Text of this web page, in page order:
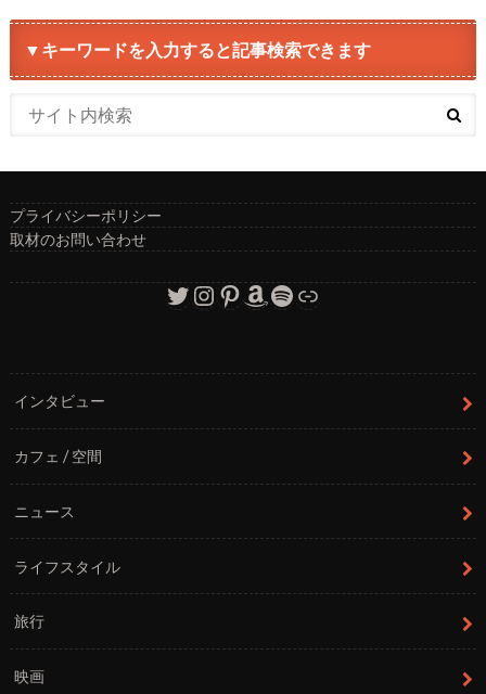
▼キーワードを入力すると記事検索できます
プライバシーポリシー
取材のお問い合わせ
Twitter
Instagram
Pinterest
Amazon
Spotify
リンク
インタビュー
カフェ / 空間
ニュース
ライフスタイル
旅行
映画